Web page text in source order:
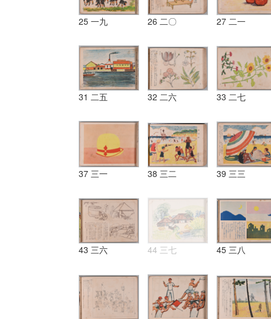
25 一九 26 二〇 27 二一
31 二五 32 二六 33 二七
37 三一 38 三二 39 三三
43 三六 44 三七 45 三八